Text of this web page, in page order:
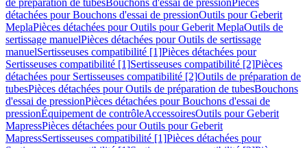
de préparation de tubesBouchons d'essai de pressionPièces
détachées pour Bouchons d'essai de pressionOutils pour Geberit
MeplaPièces détachées pour Outils pour Geberit MeplaOutils de
sertissage manuelPièces détachées pour Outils de sertissage
manuelSertisseuses compatibilité [1]Pièces détachées pour
Sertisseuses compatibilité [1]Sertisseuses compatibilité [2]Pièces
détachées pour Sertisseuses compatibilité [2]Outils de préparation de
tubesPièces détachées pour Outils de préparation de tubesBouchons
d'essai de pressionPièces détachées pour Bouchons d'essai de
pressionÉquipement de contrôleAccessoiresOutils pour Geberit
MapressPièces détachées pour Outils pour Geberit
MapressSertisseuses compatibilité [1]Pièces détachées pour